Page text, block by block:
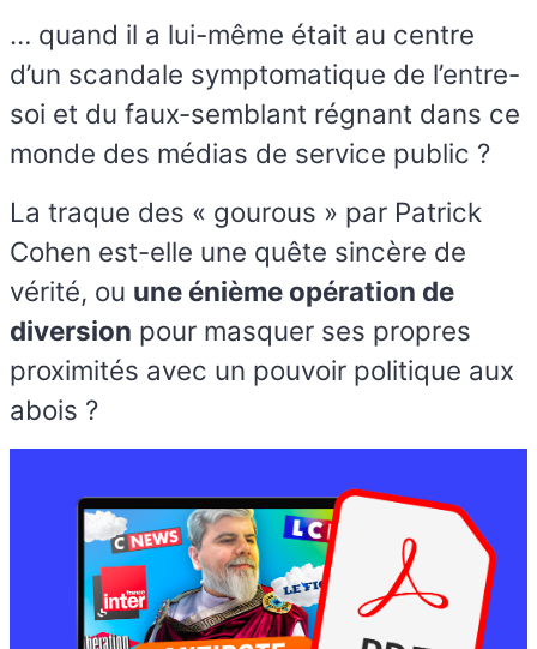
… quand il a lui-même était au centre
d’un scandale symptomatique de l’entre-
soi et du faux-semblant régnant dans ce
monde des médias de service public ?
La traque des « gourous » par Patrick
Cohen est-elle une quête sincère de
vérité, ou une énième opération de
diversion pour masquer ses propres
proximités avec un pouvoir politique aux
abois ?